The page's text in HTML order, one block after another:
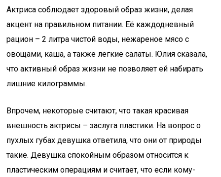
Актриса соблюдает здоровый образ жизни, делая
акцент на правильном питании. Её каждодневный
рацион – 2 литра чистой воды, нежареное мясо с
овощами, каша, а также легкие салаты. Юлия сказала,
что активный образ жизни не позволяет ей набирать
лишние килограммы.
Впрочем, некоторые считают, что такая красивая
внешность актрисы – заслуга пластики. На вопрос о
пухлых губах девушка ответила, что они от природы
такие. Девушка спокойным образом относится к
пластическим операциям и считает, что если кому-